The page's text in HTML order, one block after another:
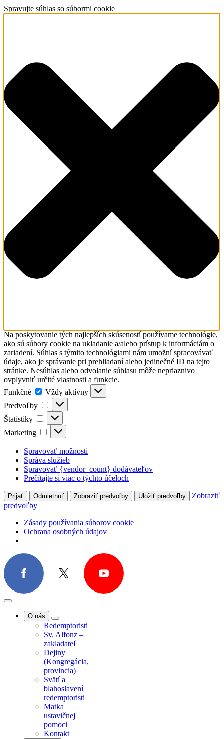
Spravujte súhlas so súbormi cookie
Na poskytovanie tých najlepších skúseností používame technológie,
ako sú súbory cookie na ukladanie a/alebo prístup k informáciám o
zariadení. Súhlas s týmito technológiami nám umožní spracovávať
údaje, ako je správanie pri prehliadaní alebo jedinečné ID na tejto
stránke. Nesúhlas alebo odvolanie súhlasu môže nepriaznivo
ovplyvniť určité vlastnosti a funkcie.
Funkčné
Funkčné
Vždy aktívny
Predvoľby
Predvoľby
Štatistiky Štatistiky
Marketing Marketing
Spravovať možnosti
Správa služieb
Spravovať {vendor_count} dodávateľov
Prečítajte si viac o týchto účeloch
Prijať Odmietnuť Zobraziť predvoľby Uložiť predvoľby
Zobraziť
predvoľby
Zásady používania súborov cookie
Ochrana osobných údajov
O nás
Redemptoristi
Sv. Alfonz –
zakladateľ
Dejiny
(Kongregácia,
provincia)
Svätí a
blahoslavení
redemptoristi
Matka
ustavičnej
pomoci
Kontakt